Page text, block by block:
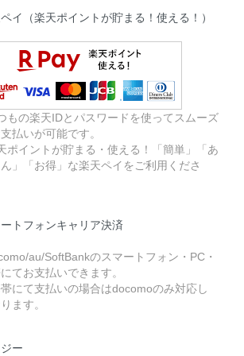
イ（楽天ポイントが貯まる！使える！）
もの楽天IDとパスワードを使ってスムーズ
払いが可能です。
ポイントが貯まる・使える！「簡単」「あ
」「お得」な楽天ペイをご利用くださ
トフォンキャリア決済
au/SoftBankのスマートフォン・PC・
てお支払いできます。
にて支払いの場合はdocomoのみ対応し
ます。
ー